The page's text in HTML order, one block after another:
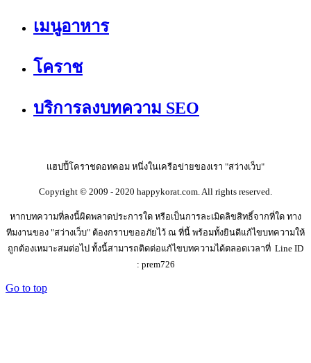
เมนูอาหาร
โคราช
บริการลงบทความ SEO
แฮปปี้โคราชดอทคอม หนึ่งในเครือข่ายของเรา "สว่างเว็บ"
Copyright © 2009 - 2020 happykorat.com. All rights reserved.
หากบทความที่ลงนี้ผิดพลาดประการใด หรือเป็นการละเมิดลิขสิทธิ์จากที่ใด ทาง
ทีมงานของ "สว่างเว็บ" ต้องกราบขออภัยไว้ ณ ที่นี้ พร้อมทั้งยินดีแก้ไขบทความให้
ถูกต้องเหมาะสมต่อไป ทั้งนี้สามารถติดต่อแก้ไขบทความได้ตลอดเวลาที่ Line ID
: prem726
Go to top